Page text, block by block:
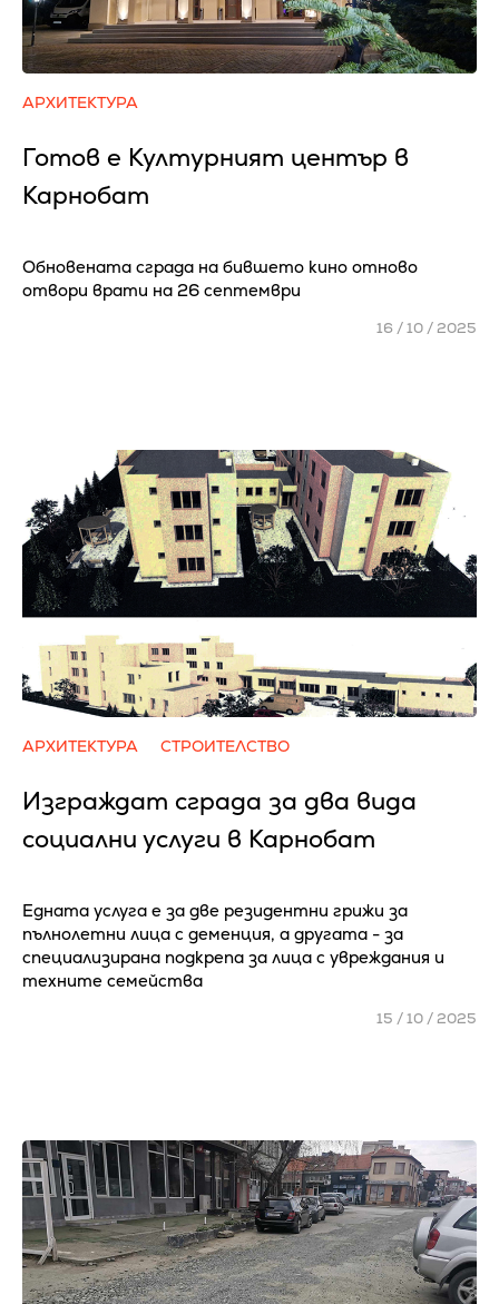
АРХИТЕКТУРА
Готов е Културният център в
Карнобат
Обновената сграда на бившето кино отново
отвори врати на 26 септември
16 / 10 / 2025
АРХИТЕКТУРА СТРОИТЕЛСТВО
Изграждат сграда за два вида
социални услуги в Карнобат
Едната услуга е за две резидентни грижи за
пълнолетни лица с деменция, а другата - за
специализирана подкрепа за лица с увреждания и
техните семейства
15 / 10 / 2025